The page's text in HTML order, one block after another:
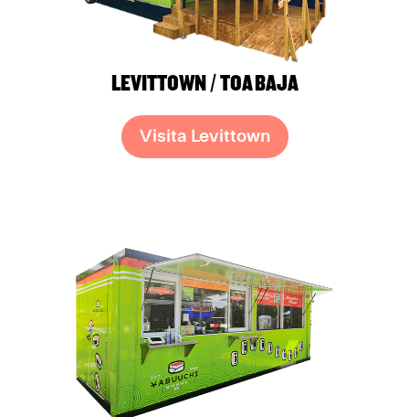
LEVITTOWN / TOA BAJA
Visita Levittown